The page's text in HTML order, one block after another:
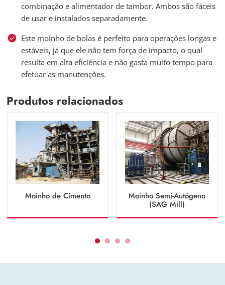
combinação e alimentador de tambor. Ambos são fáceis
de usar e instalados separadamente.
Este moinho de bolas é perfeito para operações longas e
estáveis, já que ele não tem força de impacto, o qual
resulta em alta eficiência e não gasta muito tempo para
efetuar as manutenções.
Produtos relacionados
Moinho de Cimento Moinho Semi-Autógeno
(SAG Mill)